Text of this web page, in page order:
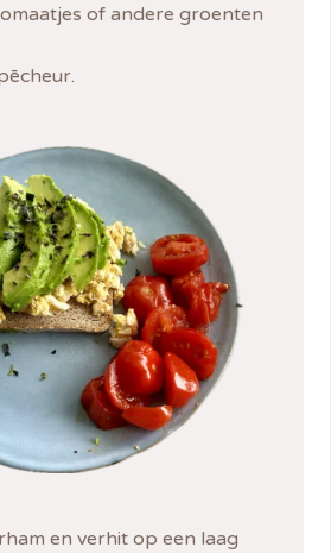
of andere groenten
en verhit op een laag